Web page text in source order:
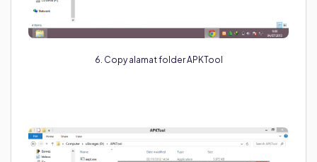
6. Copy alamat folder APKTool